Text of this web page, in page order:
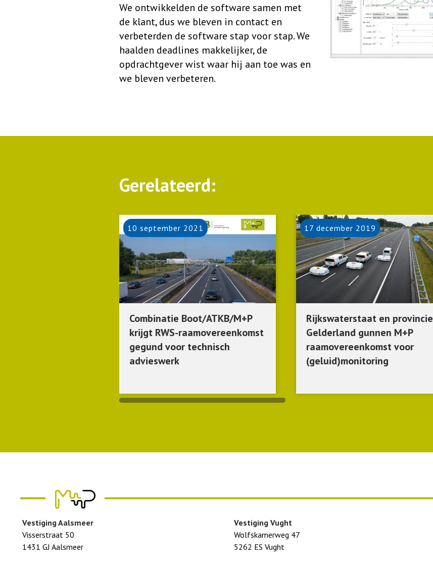
We ontwikkelden de software samen met
de klant, dus we bleven in contact en
verbeterden de software stap voor stap. We
haalden deadlines makkelijker, de
opdrachtgever wist waar hij aan toe was en
we bleven verbeteren.
Gerelateerd
10 september 2021
Combinatie Boot/ATKB/M+P
krijgt RWS-raamovereenkomst
gegund voor technisch
advieswerk
17 december 2019
Rijkswaterstaat en provincie
Gelderland gunnen M+P
raamovereenkomst voor
(geluid)monitoring
Vestiging Aalsmeer
Visserstraat 50
1431 GJ Aalsmeer
Vestiging Vught
Wolfskamerweg 47
5262 ES Vught